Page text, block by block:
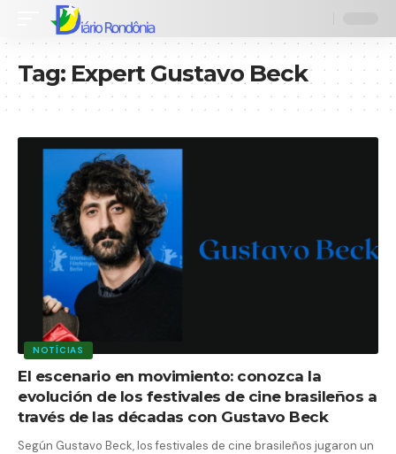
Tag: Expert Gustavo Beck
NOTÍCIAS
El escenario en movimiento: conozca la
evolución de los festivales de cine brasileños a
través de las décadas con Gustavo Beck
Según Gustavo Beck, los festivales de cine brasileños jugaron un